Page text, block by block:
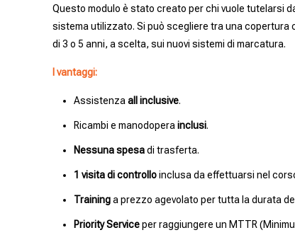
Questo modulo è stato creato per chi vuole tutelarsi
sistema utilizzato. Si può scegliere tra una copertura
di 3 o 5 anni, a scelta, sui nuovi sistemi di marcatura.
I vantaggi:
Assistenzaall inclusive.
Ricambi e manodoperainclusi.
Nessuna spesadi trasferta.
1 visita di controlloinclusa da effettuarsi nel
Traininga prezzo agevolato per tutta la durata
Priority Serviceper raggiungere un MTTR